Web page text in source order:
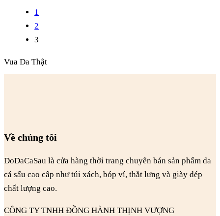
1
2
3
Vua Da Thật
Về chúng tôi
DoDaCaSau là cửa hàng thời trang chuyên bán sản phẩm da
cá sấu cao cấp như túi xách, bóp ví, thắt lưng và giày dép
chất lượng cao.
CÔNG TY TNHH ĐỒNG HÀNH THỊNH VƯỢNG